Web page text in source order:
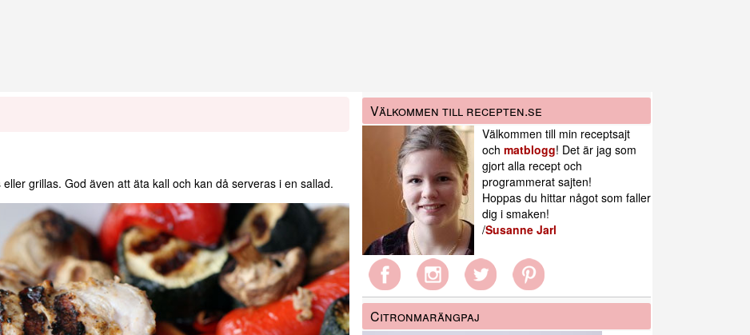
grillas. God även att äta kall och kan då serveras i en sallad.
Välkommen till recepten.se
Välkommen till min receptsajt
och matblogg! Det är jag som
gjort alla recept och
programmerat sajten!
Hoppas du hittar något som faller
dig i smaken!
/Susanne Jarl
Citronmarängpaj